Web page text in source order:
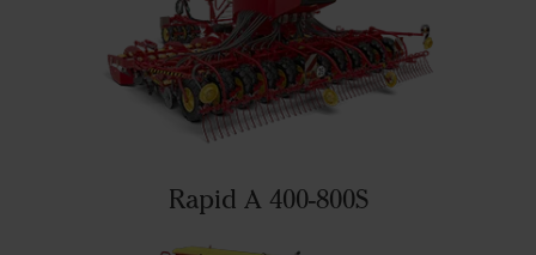
Rapid A 400-800S